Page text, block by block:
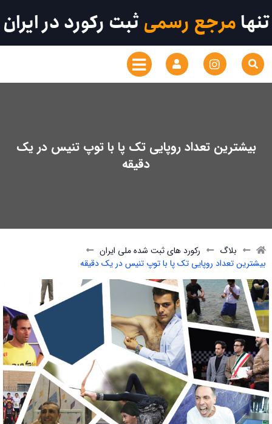
تنهامرجع رسمیثبت رکورد در ایران
بیشترین تعداد روپایی تک پا با توپ تنیس در یک
دقیقه
بلاگ
رکورد های ثبت شده ملی ایران
بیشترین تعداد روپایی تک پا با توپ تنیس در یک دقیقه